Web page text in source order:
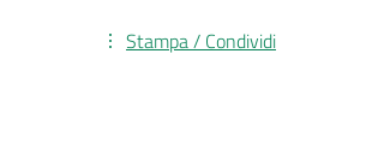
Stampa / Condividi